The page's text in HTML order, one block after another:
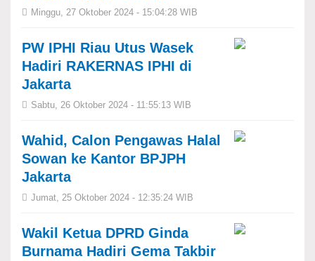
Minggu, 27 Oktober 2024 - 15:04:28 WIB
PW IPHI Riau Utus Wasek
Hadiri RAKERNAS IPHI di
Jakarta
Sabtu, 26 Oktober 2024 - 11:55:13 WIB
Wahid, Calon Pengawas Halal
Sowan ke Kantor BPJPH
Jakarta
Jumat, 25 Oktober 2024 - 12:35:24 WIB
Wakil Ketua DPRD ⁠Ginda
Burnama Hadiri Gema Takbir